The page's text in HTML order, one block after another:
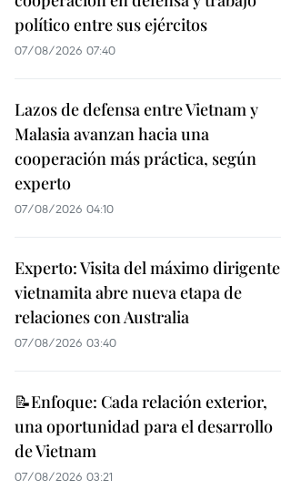
político entre sus ejércitos
07/08/2026 07:40
Lazos de defensa entre Vietnam y
Malasia avanzan hacia una
cooperación más práctica, según
experto
07/08/2026 04:10
Experto: Visita del máximo dirigente
vietnamita abre nueva etapa de
relaciones con Australia
07/08/2026 03:40
📝Enfoque: Cada relación exterior,
una oportunidad para el desarrollo
de Vietnam
07/08/2026 03:21